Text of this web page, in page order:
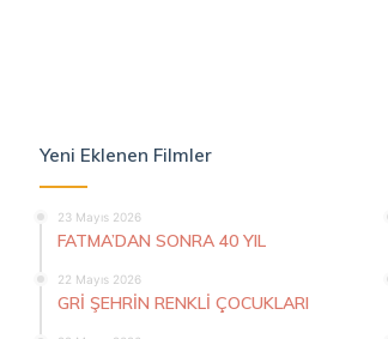
Yeni Eklenen Filmler
23 Mayıs 2026
FATMA’DAN SONRA 40 YIL
22 Mayıs 2026
GRİ ŞEHRİN RENKLİ ÇOCUKLARI